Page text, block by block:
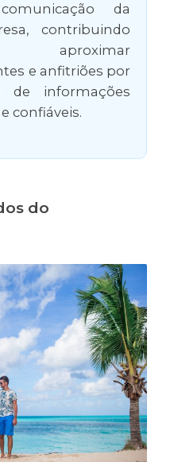
da
contribuindo
aproximar
e anfitriões por
de informações
confiáveis.
do